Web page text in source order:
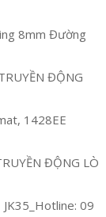
8mm Đường
ĐỘNG
1428EE
ĐỘNG LÒ
09